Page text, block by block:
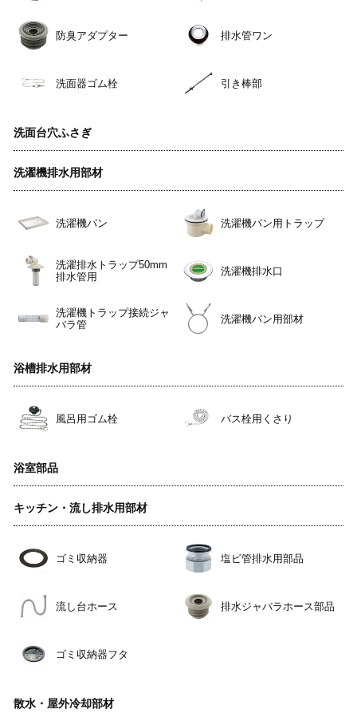
防臭アダプター 排水管ワン
洗面器ゴム栓 引き棒部
洗面台穴ふさぎ
洗濯機排水用部材
洗濯機パン 洗濯機パン用トラップ
洗濯排水トラップ50mm
排水管用
洗濯機排水口
洗濯機トラップ接続ジャ
バラ管
洗濯機パン用部材
浴槽排水用部材
風呂用ゴム栓 バス栓用くさり
浴室部品
キッチン・流し排水用部材
ゴミ収納器 塩ビ管排水用部品
流し台ホース 排水ジャバラホース部品
ゴミ収納器フタ
散水・屋外冷却部材